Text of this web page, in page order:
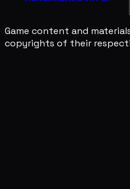
Game content and
copyrights of their